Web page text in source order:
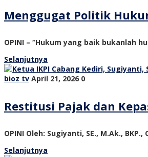
Menggugat Politik
OPINI – “Hukum yang baik bukanlah
Selanjutnya
bioz tv April 21, 2026 0
Restitusi Pajak dan
OPINI Oleh: Sugiyanti, SE., M.Ak.,
Selanjutnya